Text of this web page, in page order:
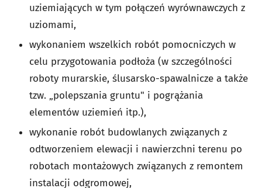
uziemiających w tym połączeń wyrównawczych z
uziomami,
wykonaniem wszelkich robót pomocniczych w
celu przygotowania podłoża (w szczególności
roboty murarskie, ślusarsko-spawalnicze a także
tzw. „polepszania gruntu" i pogrążania
elementów uziemień itp.),
wykonanie robót budowlanych związanych z
odtworzeniem elewacji i nawierzchni terenu po
robotach montażowych związanych z remontem
instalacji odgromowej,